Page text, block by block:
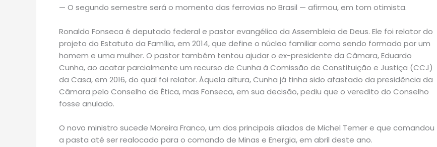
— O segundo semestre será o momento das ferrovias no Brasil — afirmou, em tom otimista.
Ronaldo Fonseca é deputado federal e pastor evangélico da Assembleia de Deus. Ele foi relator do
projeto do Estatuto da Família, em 2014, que define o núcleo familiar como sendo formado por um
homem e uma mulher. O pastor também tentou ajudar o ex-presidente da Câmara, Eduardo
Cunha, ao acatar parcialmente um recurso de Cunha à Comissão de Constituição e Justiça (CCJ)
da Casa, em 2016, do qual foi relator. Àquela altura, Cunha já tinha sido afastado da presidência da
Câmara pelo Conselho de Ética, mas Fonseca, em sua decisão, pediu que o veredito do Conselho
fosse anulado.
O novo ministro sucede Moreira Franco, um dos principais aliados de Michel Temer e que comandou
a pasta até ser realocado para o comando de Minas e Energia, em abril deste ano.